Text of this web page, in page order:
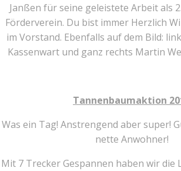
Janßen für seine geleistete Arbeit als
Förderverein. Du bist immer Herzlich
im Vorstand. Ebenfalls auf dem Bild:
Kassenwart und ganz rechts Martin
Tannenbaumaktion
Was ein Tag! Anstrengend aber super!
nette Anwohner!
Mit 7 Trecker Gespannen haben wir die